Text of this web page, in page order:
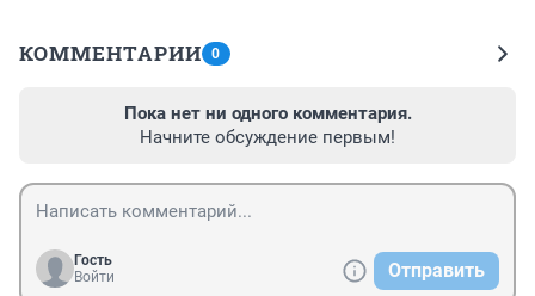
КОММЕНТАРИИ 0
Пока нет ни одного комментария.
Начните обсуждение первым!
Гость
Войти
Отправить